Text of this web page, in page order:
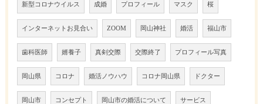
新型コロナウイルス 成婚 プロフィール マスク 桜
インターネットお見合い ZOOM 岡山神社 婚活 福山市
歯科医師 婿養子 真剣交際 交際終了 プロフィール写真
岡山県 コロナ 婚活ノウハウ コロナ岡山県 ドクター
岡山市 コンセプト 岡山市の婚活について サービス